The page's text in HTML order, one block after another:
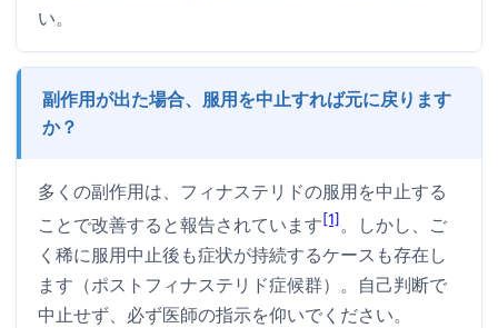
い。
副作用が出た場合、服用を中止すれば元に戻ります
か？
多くの副作用は、フィナステリドの服用を中止する
ことで改善すると報告されています[1]。しかし、ご
く稀に服用中止後も症状が持続するケースも存在し
ます（ポストフィナステリド症候群）。自己判断で
中止せず、必ず医師の指示を仰いでください。